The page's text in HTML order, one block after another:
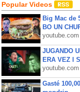
Popular Videos
Big Mac de
BO UN
youtube.com
JUGANDO
ERA VEZ l
youtube.com
Gasté